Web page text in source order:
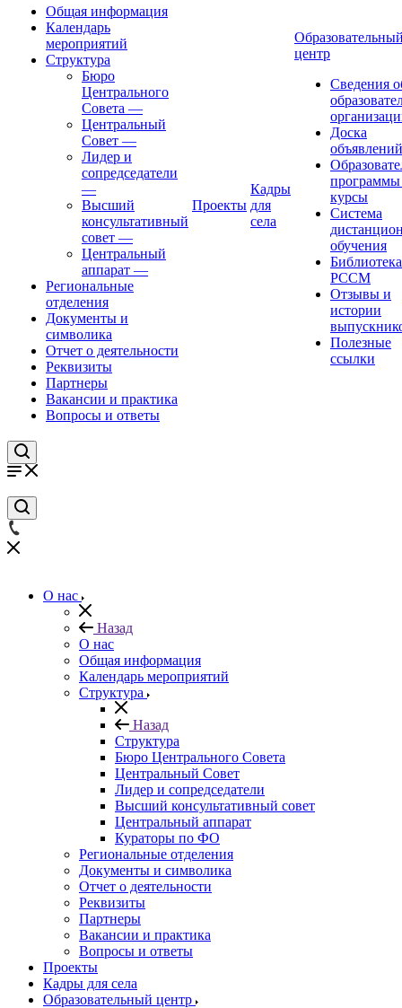
Общая информация
Календарь
мероприятий
Структура
Бюро
Центрального
Совета —
Центральный
Совет —
Лидер и
сопредседатели
—
Высший
консультативный
совет —
Центральный
аппарат —
Региональные
отделения
Документы и
символика
Отчет о деятельности
Реквизиты
Партнеры
Вакансии и практика
Вопросы и ответы
Проекты
Кадры
для
села
центр
Сведения
Доска
объявлений
курсы
Система
обучения
Библиотека
РССМ
Отзывы и
истории
Полезные
ссылки
О нас
Назад
О нас
Общая информация
Календарь мероприятий
Структура
Назад
Структура
Бюро Центрального Совета
Центральный Совет
Лидер и сопредседатели
Высший консультативный совет
Центральный аппарат
Кураторы по ФО
Региональные отделения
Документы и символика
Отчет о деятельности
Реквизиты
Партнеры
Вакансии и практика
Вопросы и ответы
Проекты
Кадры для села
Образовательный центр